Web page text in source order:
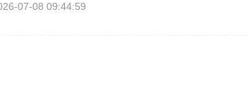
07-08 09:44:59